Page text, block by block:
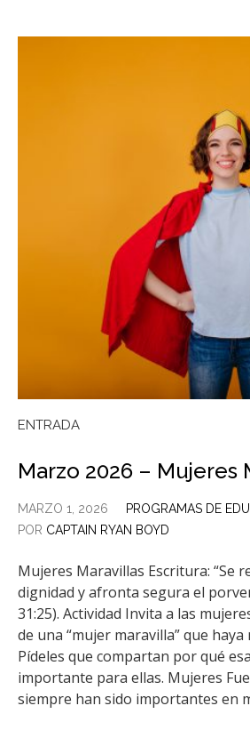
ENTRADA
Marzo 2026 – Mujeres
MARZO 1, 2026
PROGRAMAS DE
POR CAPTAIN RYAN BOYD
Mujeres Maravillas Escritura: “Se
dignidad y afronta segura el
31:25). Actividad Invita a las
de una “mujer maravilla” que haya
Pídeles que compartan por qué
importante para ellas. Mujeres
siempre han sido importantes en